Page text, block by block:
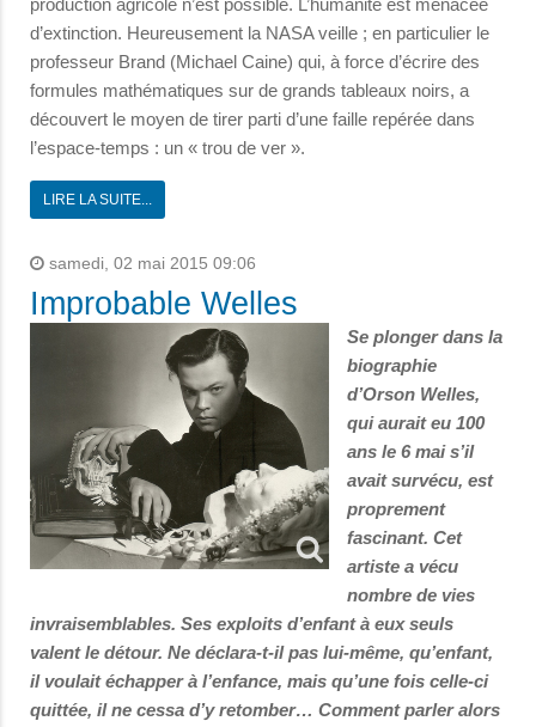
production agricole n’est possible. L’humanité est menacée
d’extinction. Heureusement la NASA veille ; en particulier le
professeur Brand (Michael Caine) qui, à force d’écrire des
formules mathématiques sur de grands tableaux noirs, a
découvert le moyen de tirer parti d’une faille repérée dans
l’espace-temps : un « trou de ver ».
LIRE LA SUITE...
samedi, 02 mai 2015 09:06
Improbable Welles
Se plonger dans la
biographie
d’Orson Welles,
qui aurait eu 100
ans le 6 mai s’il
avait survécu, est
proprement
fascinant. Cet
artiste a vécu
nombre de vies
invraisemblables. Ses exploits d’enfant à eux seuls
valent le détour. Ne déclara-t-il pas lui-même, qu’enfant,
il voulait échapper à l’enfance, mais qu’une fois celle-ci
quittée, il ne cessa d’y retomber… Comment parler alors